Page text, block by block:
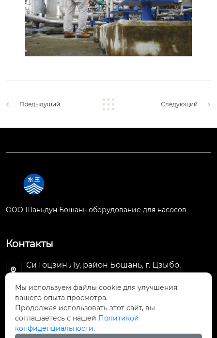
Предыдущий Следующий
OOO Шаньдун Бошань оборудование для насосов
Контакты

Си Гоцзин Лу, район Бошань, г. Цзыбо,
 SDBSSBC@163.com
 +86-533-4295039
Мы используем файлы cookie для улучшения
вашего опыта просмотра.
Продолжая использовать этот сайт, вы
соглашаетесь с нашей Политикой
конфиденциальности.